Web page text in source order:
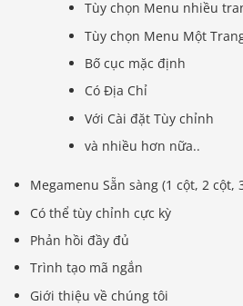
Tùy chọn Menu nhiều
Tùy chọn Menu Một
Bố cục mặc định
Có Địa Chỉ
Với Cài đặt Tùy chỉnh
và nhiều hơn nữa..
Megamenu Sẵn sàng (1 cột, 2 cột,
Có thể tùy chỉnh cực kỳ
Phản hồi đầy đủ
Trình tạo mã ngắn
Giới thiệu về chúng tôi